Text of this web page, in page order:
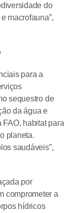
do
macrofauna”,
para a
sequestro de
da água e
FAO, habitat para
planeta.
saudáveis”,
por
comprometer a
hídricos